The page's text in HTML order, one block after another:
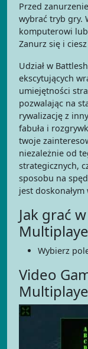
Przed
wybrać tryb gry.
komputerowi
Zanurz się i
Udział w
ekscytujących
umiejętności
pozwalając na
rywalizację z
fabuła i
twoje
niezależnie od
strategicznych,
sposobu na
jest doskonałym
Jak grać
Wybierz
Video